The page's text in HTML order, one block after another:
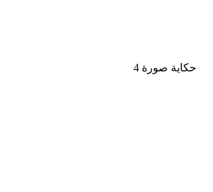
حكاية صورة 4